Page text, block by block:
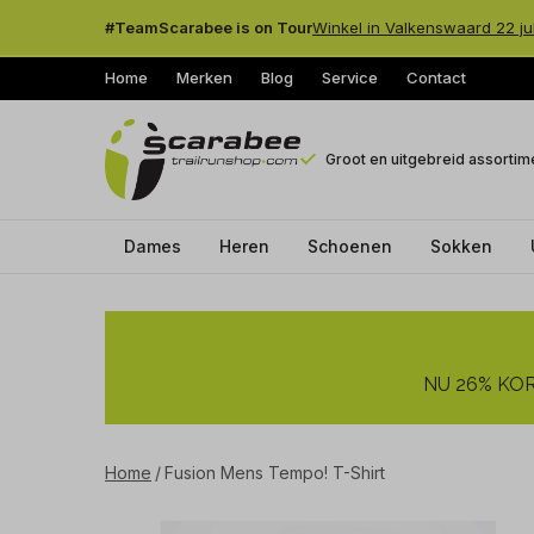
#TeamScarabee is on TourWinkel in Valkenswaard 22
Home Merken Blog Service Contact
Groot en uitgebreid
Dames Heren Schoenen Sokken
Fusion
Tempo!
NU 26%
Home Fusion Mens Tempo! T-Shirt